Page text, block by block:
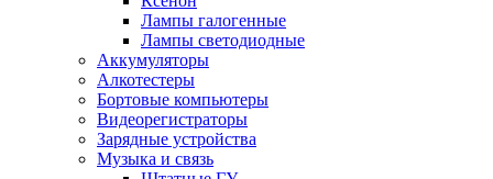
Лампы галогенные
Лампы светодиодные
Аккумуляторы
Алкотестеры
Бортовые компьютеры
Видеорегистраторы
Зарядные устройства
Музыка и связь